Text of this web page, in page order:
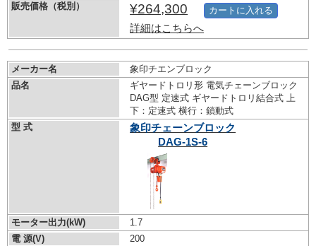
販売価格（税別）
¥264,300
詳細はこちらへ
カートに入れる
メーカー名
象印チエンブロック
品名
ギヤードトロリ形 電気チェーンブロック
DAG型 定速式 ギヤードトロリ結合式 上
下：定速式 横行：鎖動式
型 式
象印チェーンブロック
DAG-1S-6
モーター出力(kW)
1.7
電 源(V)
200